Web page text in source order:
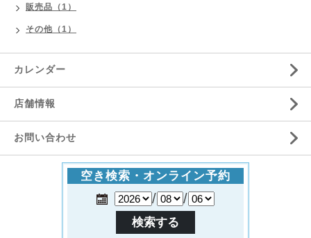
販売品（1）
その他（1）
カレンダー
店舗情報
お問い合わせ